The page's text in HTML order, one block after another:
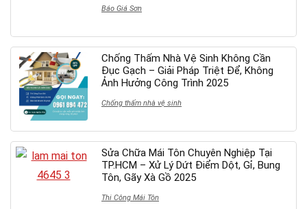
Báo Giá Sơn
Chống Thấm Nhà Vệ Sinh Không Cần
Đục Gạch – Giải Pháp Triệt Để, Không
Ảnh Hưởng Công Trình 2025
Chống thấm nhà vệ sinh
Sửa Chữa Mái Tôn Chuyên Nghiệp Tại
TP.HCM – Xử Lý Dứt Điểm Dột, Gỉ, Bung
Tôn, Gãy Xà Gồ 2025
Thi Công Mái Tôn